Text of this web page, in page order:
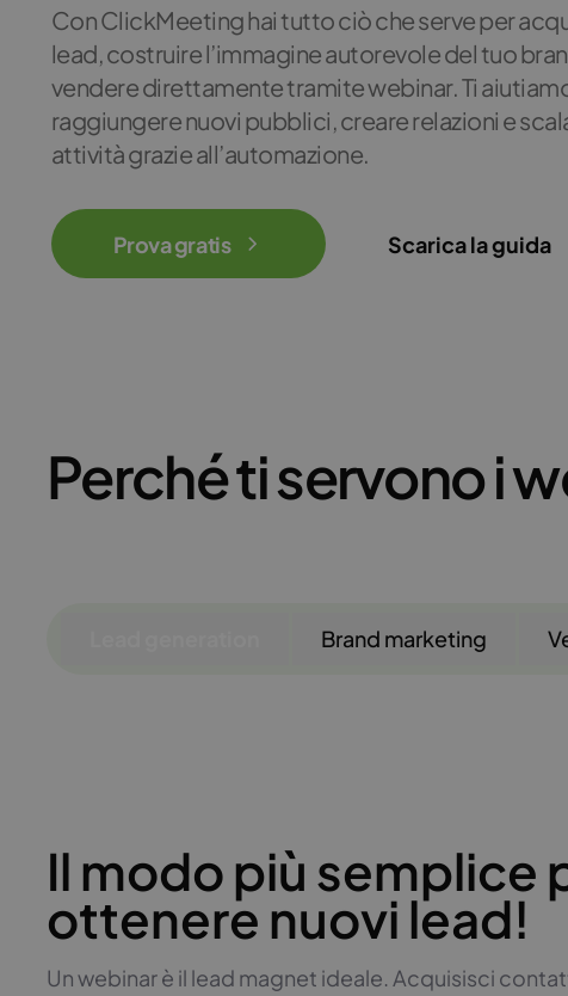
Con ClickMeeting hai tutto ciò che serve per
lead, costruire l’immagine autorevole del tuo
vendere direttamente tramite webinar. Ti
raggiungere nuovi pubblici, creare relazioni e
attività grazie all’automazione.
Prova gratis Scarica la guida
Perché ti servono i
Brand marketing
Il modo più semplice
ottenere nuovi lead!
Un webinar è il lead magnet ideale. Acquisisci